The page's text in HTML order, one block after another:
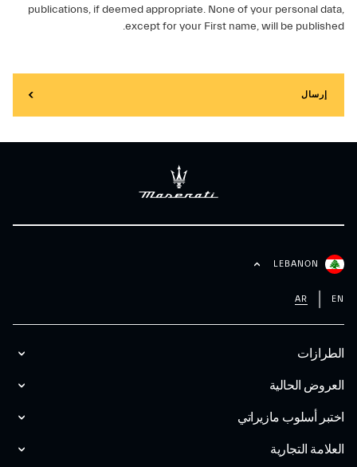
publications, if deemed appropriate. None of your personal data,
except for your First name, will be published.
إرسال
الطرازات
العروض الحالية
اختبر أسلوب مازیراتي
العلامة التجارية
LEBANON
EN
AR